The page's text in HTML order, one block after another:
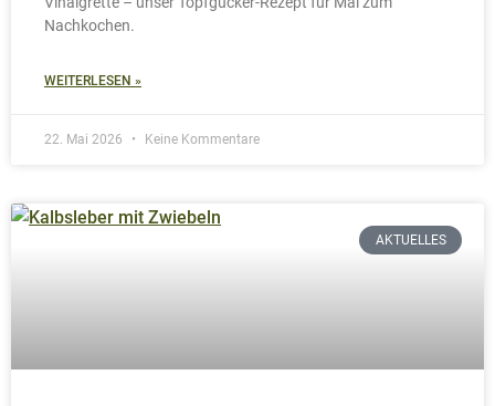
Nachkochen.
WEITERLESEN »
22. Mai 2026 Keine Kommentare
AKTUELLES